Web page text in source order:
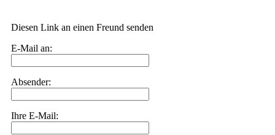
Diesen Link an einen Freund senden
E-Mail an:
Absender:
Ihre E-Mail: